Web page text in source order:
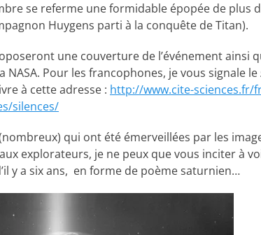
se referme une formidable épopée de plus
Huygens parti à la conquête de Titan).
une couverture de l’événement ainsi
Pour les francophones, je vous signale le
à cette adresse : http://www.cite-
silences/
qui ont été émerveillées par les
explorateurs, je ne peux que vous inciter à
y a six ans, en forme de poème saturnien…